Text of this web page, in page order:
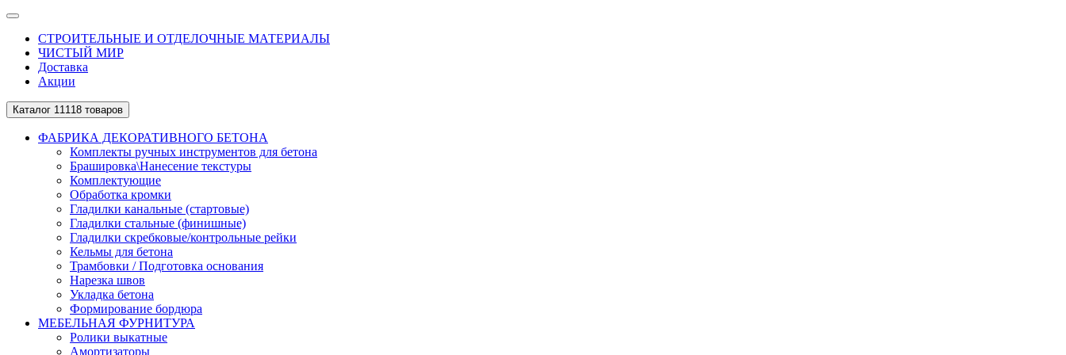
СТРОИТЕЛЬНЫЕ И ОТДЕЛОЧНЫЕ МАТЕРИАЛЫ
ЧИСТЫЙ МИР
Доставка
Акции
Каталог 11118 товаров
ФАБРИКА ДЕКОРАТИВНОГО БЕТОНА
Комплекты ручных инструментов для бетона
Брашировка\Нанесение текстуры
Комплектующие
Обработка кромки
Гладилки канальные (стартовые)
Гладилки стальные (финишные)
Гладилки скребковые/контрольные рейки
Кельмы для бетона
Трамбовки / Подготовка основания
Нарезка швов
Укладка бетона
Формирование бордюра
МЕБЕЛЬНАЯ ФУРНИТУРА
Ролики выкатные
Амортизаторы